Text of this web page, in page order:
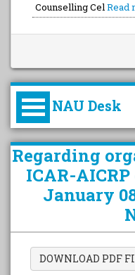
Counselling CelRead
NAU Desk
કુલપતિની
વિહંગાવલોકન
Amalsad Chikoo
Boost for Local
Identity
Regarding
ICAR-
January
DOWNLOAD PDF